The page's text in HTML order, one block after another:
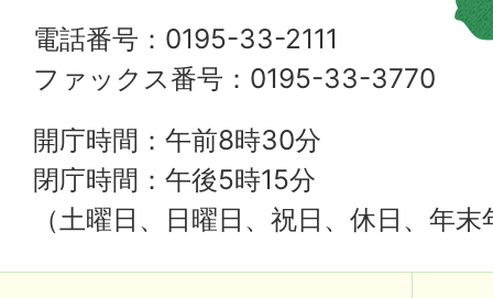
電話番号：0195-33-2111
ファックス番号：0195-33-3770
開庁時間：午前8時30分
閉庁時間：午後5時15分
（土曜日、日曜日、祝日、休日、年